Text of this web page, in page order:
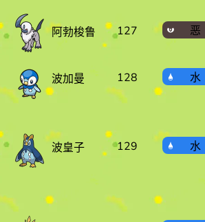
阿勃梭鲁 127 恶
波加曼 128 水
波皇子 129 水